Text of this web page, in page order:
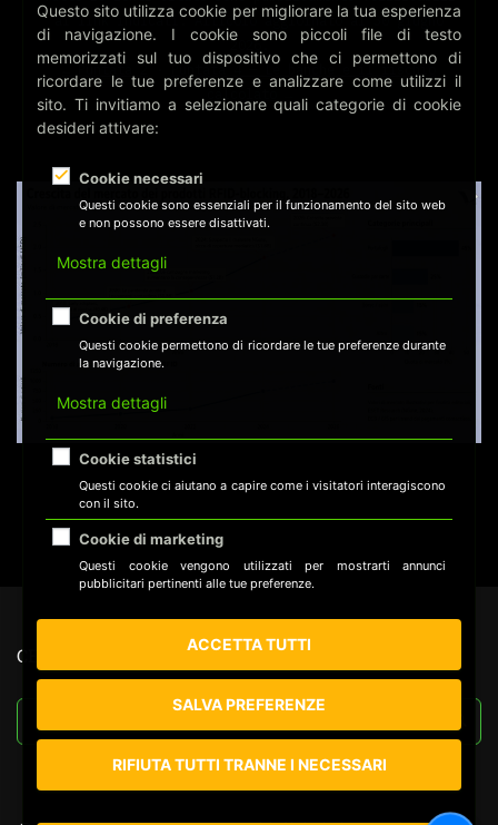
ai link indicati. Articolo aggiornato al 30 giugno
2026.
← Puntata 2·Puntata 4 — Le banche e il rischio
calcolato →
CERCA NEL SITO
Questo sito utilizza cookie per migliorare la tua esperienza
di navigazione. I cookie sono piccoli file di testo
memorizzati sul tuo dispositivo che ci permettono di
ricordare le tue preferenze e analizzare come utilizzi il
sito. Ti invitiamo a selezionare quali categorie di cookie
desideri attivare:
Cookie necessari
Questi cookie sono essenziali per il funzionamento del sito web
e non possono essere disattivati.
Mostra dettagli
Cookie di preferenza
Questi cookie permettono di ricordare le tue preferenze durante
la navigazione.
Mostra dettagli
Cookie statistici
Questi cookie ci aiutano a capire come i visitatori interagiscono
con il sito.
Cookie di marketing
Questi cookie vengono utilizzati per mostrarti annunci
pubblicitari pertinenti alle tue preferenze.
ACCETTA TUTTI
SALVA PREFERENZE
RIFIUTA TUTTI TRANNE I NECESSARI